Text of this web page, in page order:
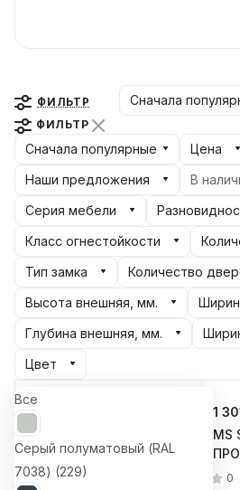
ФИЛЬТР Сначала
ФИЛЬТР
Сначала популярные
Цена
Наши предложения
В
Серия мебели
Класс огнестойкости
Тип замка
Количество
Высота внешняя, мм.
Глубина внешняя, мм.
Цвет
Все
Cерый полуматовый (RAL
7038) (229)
1
MS
0